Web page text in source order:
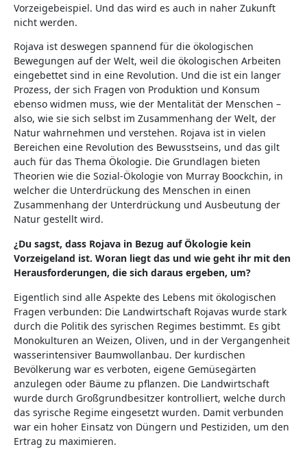
Vorzeigebeispiel. Und das wird es auch in naher Zukunft
nicht werden.
Rojava ist deswegen spannend für die ökologischen
Bewegungen auf der Welt, weil die ökologischen Arbeiten
eingebettet sind in eine Revolution. Und die ist ein langer
Prozess, der sich Fragen von Produktion und Konsum
ebenso widmen muss, wie der Mentalität der Menschen –
also, wie sie sich selbst im Zusammenhang der Welt, der
Natur wahrnehmen und verstehen. Rojava ist in vielen
Bereichen eine Revolution des Bewusstseins, und das gilt
auch für das Thema Ökologie. Die Grundlagen bieten
Theorien wie die Sozial-Ökologie von Murray Boockchin, in
welcher die Unterdrückung des Menschen in einen
Zusammenhang der Unterdrückung und Ausbeutung der
Natur gestellt wird.
¿Du sagst, dass Rojava in Bezug auf Ökologie kein
Vorzeigeland ist. Woran liegt das und wie geht ihr mit den
Herausforderungen, die sich daraus ergeben, um?
Eigentlich sind alle Aspekte des Lebens mit ökologischen
Fragen verbunden: Die Landwirtschaft Rojavas wurde stark
durch die Politik des syrischen Regimes bestimmt. Es gibt
Monokulturen an Weizen, Oliven, und in der Vergangenheit
wasserintensiver Baumwollanbau. Der kurdischen
Bevölkerung war es verboten, eigene Gemüsegärten
anzulegen oder Bäume zu pflanzen. Die Landwirtschaft
wurde durch Großgrundbesitzer kontrolliert, welche durch
das syrische Regime eingesetzt wurden. Damit verbunden
war ein hoher Einsatz von Düngern und Pestiziden, um den
Ertrag zu maximieren.